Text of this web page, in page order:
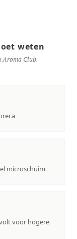
weten
Aroma Club.
microschuim
voor hogere